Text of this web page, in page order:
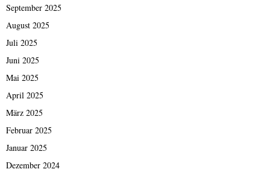
September 2025
August 2025
Juli 2025
Juni 2025
Mai 2025
April 2025
März 2025
Februar 2025
Januar 2025
Dezember 2024